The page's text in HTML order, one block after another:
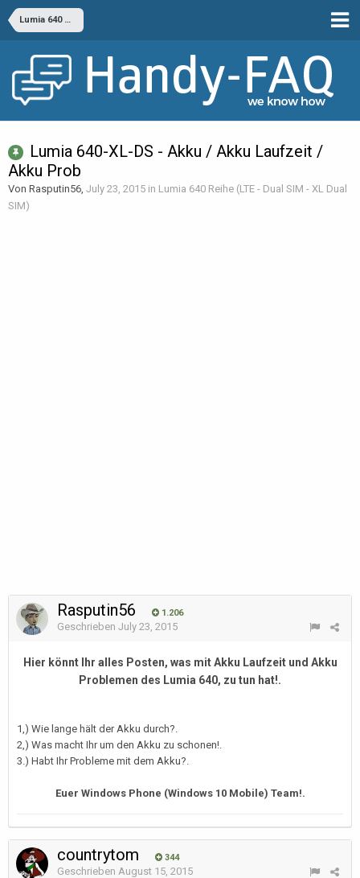
Lumia 640 Reihe (LTE - Dual SIM - XL Dual SIM)
Lumia 640-XL-DS - Akku / Akku Laufzeit /
Akku Prob
Von Rasputin56, July 23, 2015 in Lumia 640 Reihe (LTE - Dual SIM - XL Dual
SIM)
Rasputin56 1.206
Geschrieben July 23, 2015
Hier könnt Ihr alles Posten, was mit Akku Laufzeit und Akku
Problemen des Lumia 640, zu tun hat!.
1,) Wie lange hält der Akku durch?.
2,) Was macht Ihr um den Akku zu schonen!.
3.) Habt Ihr Probleme mit dem Akku?.
Euer Windows Phone (Windows 10 Mobile) Team!.
countrytom 344
Geschrieben August 15, 2015